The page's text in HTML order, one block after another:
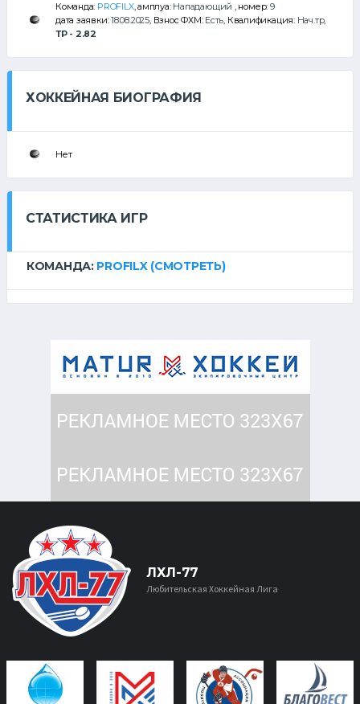
Команда: PROFILX, амплуа: Нападающий , номер: 9
дата заявки:18.08.2025, Взнос ФХМ: Есть, Квалификация: Нач.тр,
ТР - 2.82
ХОККЕЙНАЯ БИОГРАФИЯ
Нет
СТАТИСТИКА ИГР
КОМАНДА: PROFILX (СМОТРЕТЬ)
ЛХЛ-77
Любительская Хоккейная Лига